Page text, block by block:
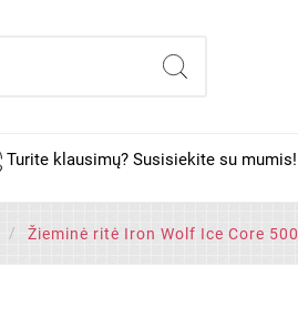
Turite klausimų? Susisiekite su mumis!
Žieminė ritė Iron Wolf Ice Core 500